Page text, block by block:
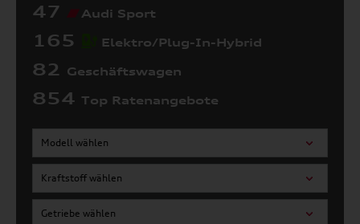
47 Audi Sport
165 Elektro/Plug-In-Hybrid
82 Geschäftswagen
854 Top Ratenangebote
Modell wählen
Kraftstoff wählen
Getriebe wählen